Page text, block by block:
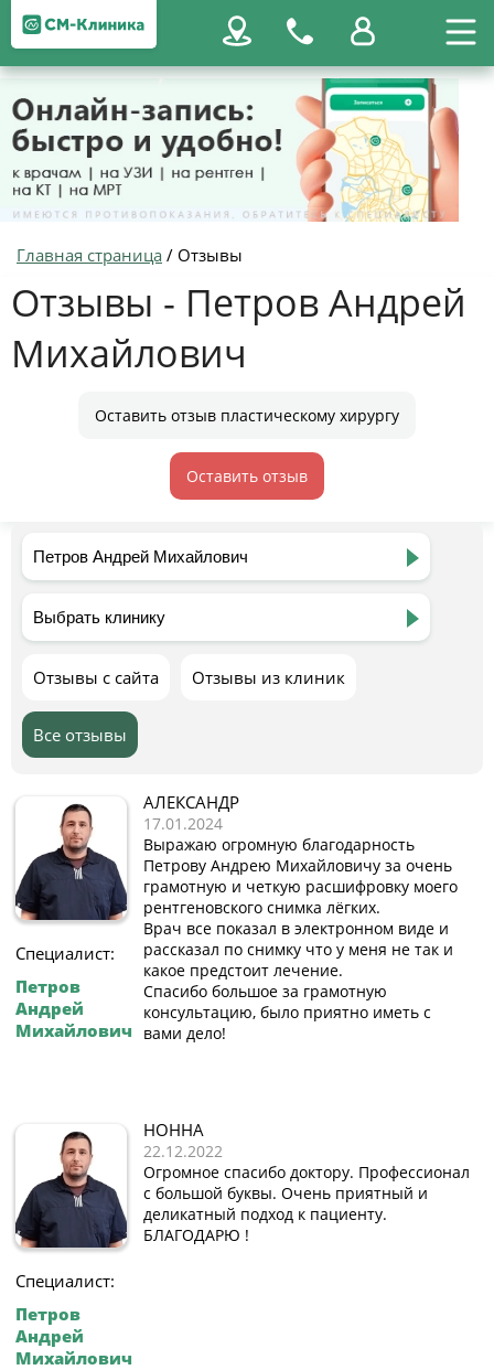
Главная страница / Отзывы
Отзывы - Петров Андрей
Михайлович
Оставить отзыв пластическому хирургу
Оставить отзыв
Отзывы с сайта Отзывы из клиник
Все отзывы
Специалист:
Петров
Андрей
Михайлович
АЛЕКСАНДР
17.01.2024
Выражаю огромную благодарность
Петрову Андрею Михайловичу за очень
грамотную и четкую расшифровку моего
рентгеновского снимка лёгких.
Врач все показал в электронном виде и
рассказал по снимку что у меня не так и
какое предстоит лечение.
Спасибо большое за грамотную
консультацию, было приятно иметь с
вами дело!
Специалист:
Петров
Андрей
Михайлович
НОННА
22.12.2022
Огромное спасибо доктору. Профессионал
с большой буквы. Очень приятный и
деликатный подход к пациенту.
БЛАГОДАРЮ !